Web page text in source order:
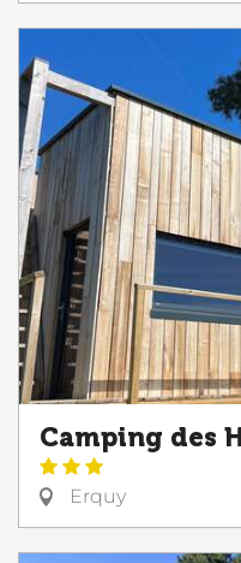
Camping des
Erquy